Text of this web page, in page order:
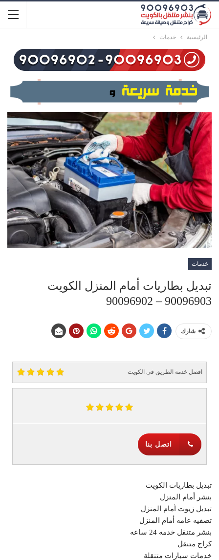
الرئيسية خدمات
خدمات
تبديل بطاريات أمام المنزل الكويت
90096903 – 90096902
شارك
افضل خدمة الطريق في الكويت
اتصل بنا
تبديل بطاريات الكويت
بنشر أمام المنزل
تبديل زيوت أمام المنزل
تصفيه عامه أمام المنزل
بنشر متنقل خدمه 24 ساعه
كراج متنقل
خدمات سيارات متنقلة